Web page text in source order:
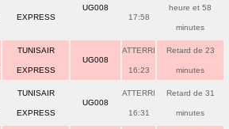
EXPRESS
UG008
17:58
heure et 58
minutes
TUNISAIR
EXPRESS
UG008
ATTERRI
16:23
Retard de 23
minutes
TUNISAIR
EXPRESS
UG008
ATTERRI
16:31
Retard de 31
minutes